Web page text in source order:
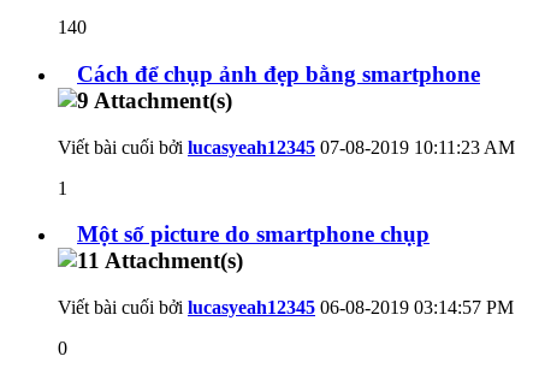
140
Cách để chụp ảnh đẹp bằng smartphone
Viết bài cuối bởi lucasyeah12345 07-08-2019 10:11:23 AM
1
Một số picture do smartphone chụp
Viết bài cuối bởi lucasyeah12345 06-08-2019 03:14:57 PM
0